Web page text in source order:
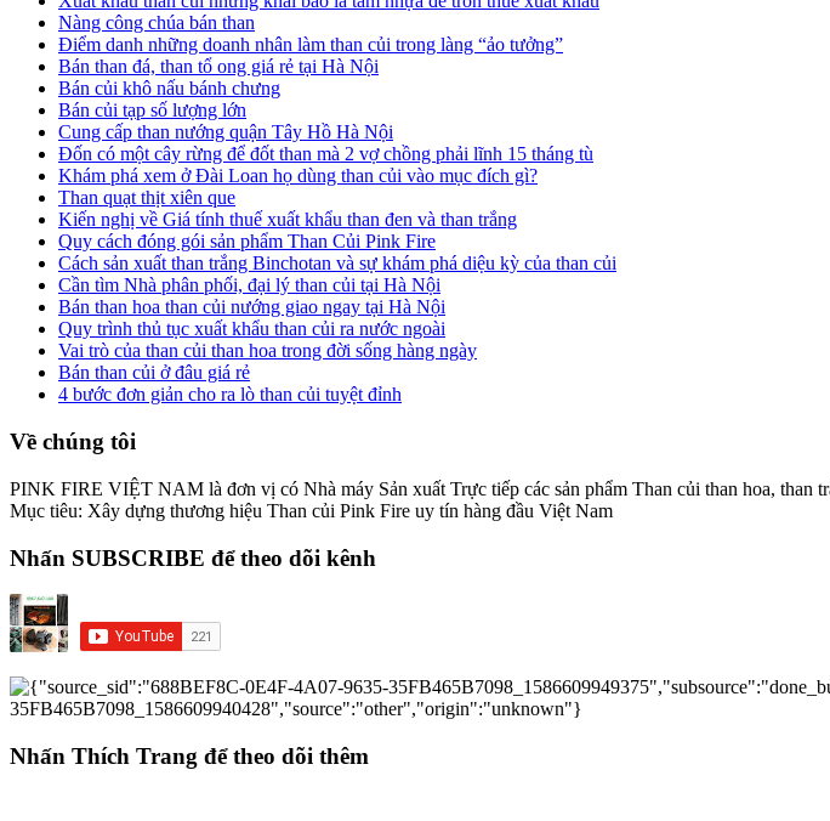
Nàng công chúa bán than
Điểm danh những doanh nhân làm than củi trong làng “ảo tưởng”
Bán than đá, than tổ ong giá rẻ tại Hà Nội
Bán củi khô nấu bánh chưng
Bán củi tạp số lượng lớn
Cung cấp than nướng quận Tây Hồ Hà Nội
Đốn có một cây rừng để đốt than mà 2 vợ chồng phải lĩnh 15 tháng tù
Khám phá xem ở Đài Loan họ dùng than củi vào mục đích gì?
Than quạt thịt xiên que
Kiến nghị về Giá tính thuế xuất khẩu than đen và than trắng
Quy cách đóng gói sản phẩm Than Củi Pink Fire
Cách sản xuất than trắng Binchotan và sự khám phá diệu kỳ của than củi
Cần tìm Nhà phân phối, đại lý than củi tại Hà Nội
Bán than hoa than củi nướng giao ngay tại Hà Nội
Quy trình thủ tục xuất khẩu than củi ra nước ngoài
Vai trò của than củi than hoa trong đời sống hàng ngày
Bán than củi ở đâu giá rẻ
4 bước đơn giản cho ra lò than củi tuyệt đỉnh
Về chúng tôi
PINK FIRE VIỆT NAM là đơn vị có Nhà máy Sản xuất Trực tiếp các sản phẩm Than củi than hoa, than
Mục tiêu: Xây dựng thương hiệu Than củi Pink Fire uy tín hàng đầu Việt Nam
Nhấn SUBSCRIBE để theo dõi kênh
Nhấn Thích Trang để theo dõi thêm